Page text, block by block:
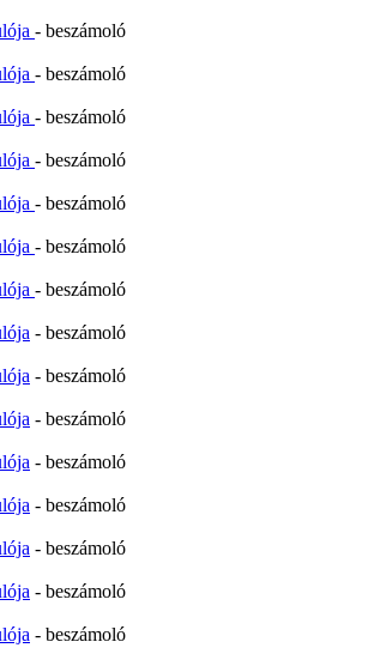
- beszámoló
- beszámoló
- beszámoló
- beszámoló
- beszámoló
- beszámoló
- beszámoló
- beszámoló
- beszámoló
- beszámoló
- beszámoló
- beszámoló
- beszámoló
- beszámoló
- beszámoló